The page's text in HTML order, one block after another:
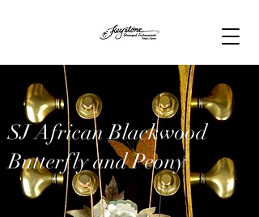
SJ African Blackwood
Butterfly and Peony